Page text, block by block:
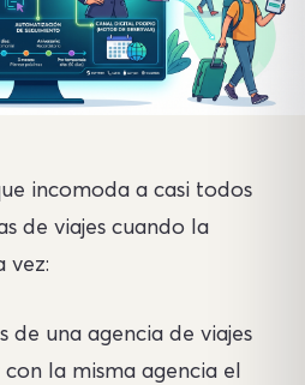
incomoda a casi todos
de viajes cuando la
vez:
de una agencia de viajes
la misma agencia el